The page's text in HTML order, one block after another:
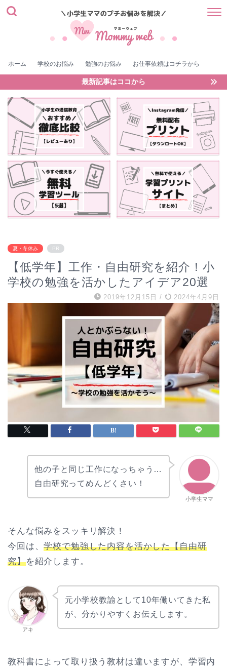
ホーム 学校のお悩み 勉強のお悩み お仕事依頼はコチラから
最新記事はココから
夏・冬休み PR
【低学年】工作・自由研究を紹介！小
学校の勉強を活かしたアイデア20選
2019年12月15日 / 2024年4月9日
小学生ママ
他の子と同じ工作になっちゃう…
自由研究ってめんどくさい！
そんな悩みをスッキリ解決！
今回は、学校で勉強した内容を活かした【自由研
究】を紹介します。
アキ
元小学校教諭として10年働いてきた私
が、分かりやすくお伝えします。
教科書によって取り扱う教材は違いますが、学習内